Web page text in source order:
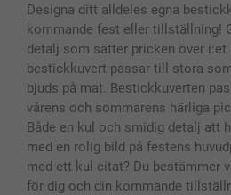
Fotoalmanackor & Fotoagenda
Fotoramar & Tillbehör
Presentkort
Alla fotoprodukter
Investor Relations
Status på beställningar
Designa ditt alldeles egna
kommande fest eller tillställning!
detalj som sätter pricken över i:et
bestickkuvert passar till stora
bjuds på mat. Bestickkuverten
vårens och sommarens härliga
Både en kul och smidig detalj att
med en rolig bild på festens
med ett kul citat? Du bestämmer
för dig och din kommande